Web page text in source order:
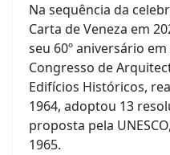
Na sequência da
Carta de Veneza em
seu 60º aniversário
Congresso de
Edifícios Históricos,
1964, adoptou 13
proposta pela
1965.